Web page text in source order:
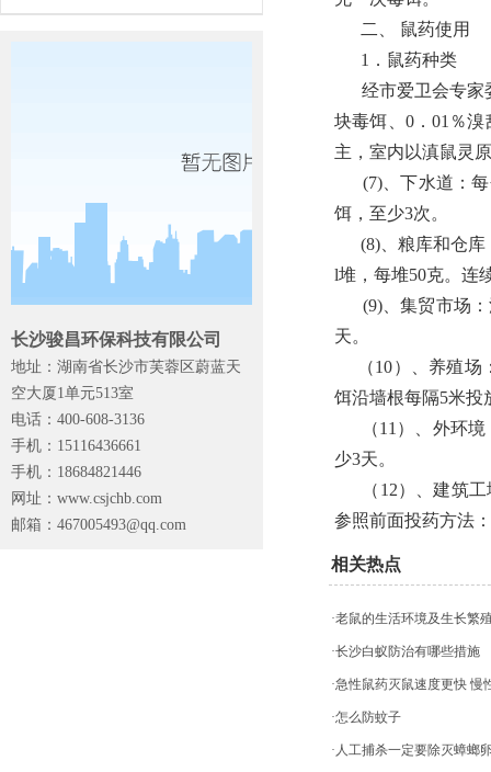
长沙骏昌环保科技有限公司
地址：湖南省长沙市芙蓉区蔚蓝天
空大厦1单元513室
电话：400-608-3136
手机：15116436661
手机：18684821446
网址：www.csjchb.com
邮箱： 467005493@qq.com
二、 鼠药使用
1．鼠药种类
经市爱卫会专家
块毒饵、0．01％
主，室内以滇鼠灵
(7)、下水道：每
饵，至少3次。
(8)、粮库和仓库
l堆，每堆50克。连
(9)、集贸市场：
天。
（10）、养殖场
饵沿墙根每隔5米投
（11）、外环境
少3天。
（12）、建筑工
参照前面投药方法
相关热点
·老鼠的生活环境及生长繁
·长沙白蚁防治有哪些措施
·急性鼠药灭鼠速度更快 慢
·怎么防蚊子
·人工捕杀一定要除灭蟑螂